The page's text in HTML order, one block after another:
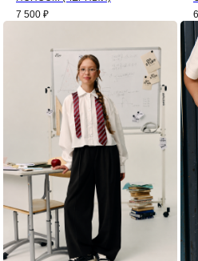
7 500 ₽